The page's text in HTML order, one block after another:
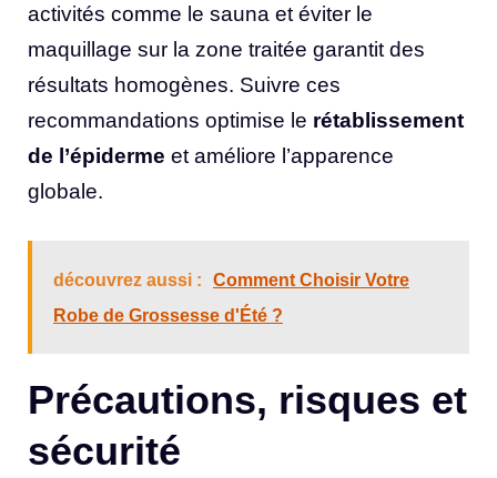
activités comme le sauna et éviter le
maquillage sur la zone traitée garantit des
résultats homogènes. Suivre ces
recommandations optimise le rétablissement
de l’épiderme et améliore l’apparence
globale.
découvrez aussi :
Comment Choisir Votre
Robe de Grossesse d'Été ?
Précautions, risques et
sécurité